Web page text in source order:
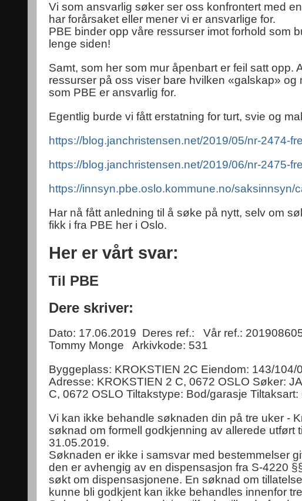
Vi som ansvarlig søker ser oss konfrontert med
har forårsaket eller mener vi er ansvarlige for.
PBE binder opp våre ressurser imot forhold som
lenge siden!
Samt, som her som mur åpenbart er feil satt opp.
ressurser på oss viser bare hvilken «galskap»
som PBE er ansvarlig for.
Egentlig burde vi fått erstatning for turt, svie og
https://blog.janchristensen.net/2019/05/nr-2474-
https://blog.janchristensen.net/2019/06/nr-2475-
https://innsyn.pbe.oslo.kommune.no/
Har nå fått anledning til å søke på nytt, selv om
fikk i fra PBE her i Oslo.
Her er vårt svar:
Til PBE
Dere skriver:
Dato: 17.06.2019 Deres ref.: Vår ref.:
Tommy Monge
Arkivkode: 531
Byggeplass: KROKSTIEN 2C Eiendom: 143/104/
Adresse: KROKSTIEN 2 C, 0672 OSLO Søker:
C, 0672 OSLO Tiltakstype: Bod/garasje Tiltaksart:
Vi kan ikke behandle søknaden din på tre uker -
søknad om formell godkjenning av allerede utført
31.05.2019.
Søknaden er ikke i samsvar med bestemmelser
den er avhengig av en dispensasjon fra S-4220
søkt om dispensasjonene. En søknad om
kunne bli godkjent kan ikke behandles innenfor